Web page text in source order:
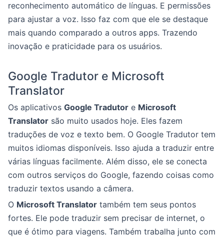
reconhecimento automático de línguas. E permissões
para ajustar a voz. Isso faz com que ele se destaque
mais quando comparado a outros apps. Trazendo
inovação e praticidade para os usuários.
Google Tradutor e Microsoft
Translator
Os aplicativos Google Tradutor e Microsoft
Translator são muito usados hoje. Eles fazem
traduções de voz e texto bem. O Google Tradutor tem
muitos idiomas disponíveis. Isso ajuda a traduzir entre
várias línguas facilmente. Além disso, ele se conecta
com outros serviços do Google, fazendo coisas como
traduzir textos usando a câmera.
O Microsoft Translator também tem seus pontos
fortes. Ele pode traduzir sem precisar de internet, o
que é ótimo para viagens. Também trabalha junto com